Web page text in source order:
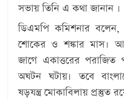
সভায় তিনি এ কথা জানান ।
ডিএমপি কমিশনার
শোকের ও শঙ্কার মাস।
জাগে একাত্তরের
অঘটন ঘটায়। তবে
ষড়যন্ত্র মোকাবিলায় প্রস্তুত